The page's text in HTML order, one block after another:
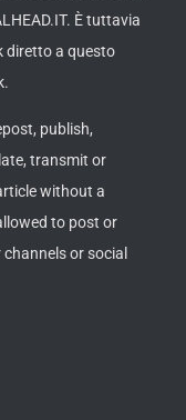
È tuttavia
diretto a questo
publish,
transmit or
without a
to post or
or social